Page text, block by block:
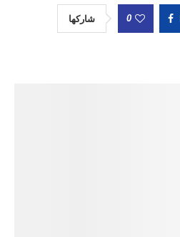
شاركها 0